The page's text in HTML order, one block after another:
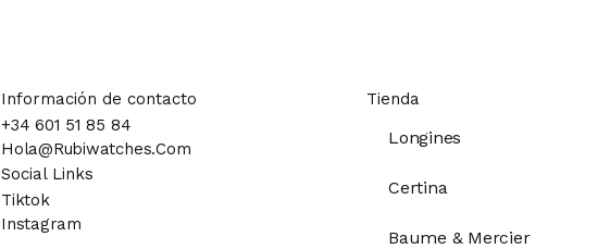
Información de contacto
+34 601 51 85 84
Hola@rubiwatches.com
Social Links
Tiktok
Instagram
Tienda
Longines
Certina
Baume & Mercier